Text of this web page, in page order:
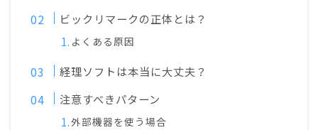
ビックリマークの正体とは？
よくある原因
経理ソフトは本当に大丈夫？
注意すべきパターン
外部機器を使う場合